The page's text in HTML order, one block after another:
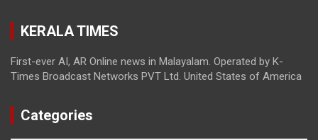
അഖില്‍ മാരാര്‍ ട്വന്റി 20 വിട്ടു
KERALA TIMES
First-ever AI, AR Online news in Malayalam. Operated by K-
Times Broadcast Networks PVT Ltd. United States of America
Categories